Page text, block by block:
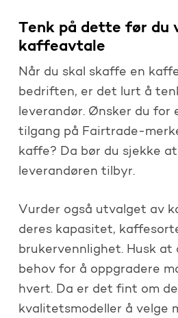
Tenk på dette før du
kaffeavtale
Når du skal skaffe en
bedriften, er det lurt å
leverandør. Ønsker du for
tilgang på Fairtrade-
kaffe? Da bør du sjekke
leverandøren tilbyr.
Vurder også utvalget av
deres kapasitet,
brukervennlighet. Husk at
behov for å oppgradere
hvert. Da er det fint om
kvalitetsmodeller å velge